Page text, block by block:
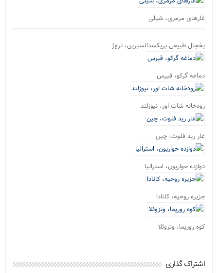
غارهای مرمری، شیلی
یخچال طبیعی بریکسدالسبرین، نروژ
دماغه گرکو، قبرس
رودخانه شات اور، نیوزلند
غار رید فلوت، چین
دوازده حواریون، استرالیا
جزیره روحیه، کانادا
کوه روریما، ونزوئلا
اشتراک گذاری